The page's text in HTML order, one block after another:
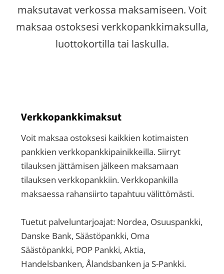
maksutavat verkossa maksamiseen. Voit
maksaa ostoksesi verkkopankkimaksulla,
luottokortilla tai laskulla.
Verkkopankkimaksut
Voit maksaa ostoksesi kaikkien kotimaisten
pankkien verkkopankkipainikkeilla. Siirryt
tilauksen jättämisen jälkeen maksamaan
tilauksen verkkopankkiin. Verkkopankilla
maksaessa rahansiirto tapahtuu välittömästi.
Tuetut palveluntarjoajat: Nordea, Osuuspankki,
Danske Bank, Säästöpankki, Oma
Säästöpankki, POP Pankki, Aktia,
Handelsbanken, Ålandsbanken ja S-Pankki.